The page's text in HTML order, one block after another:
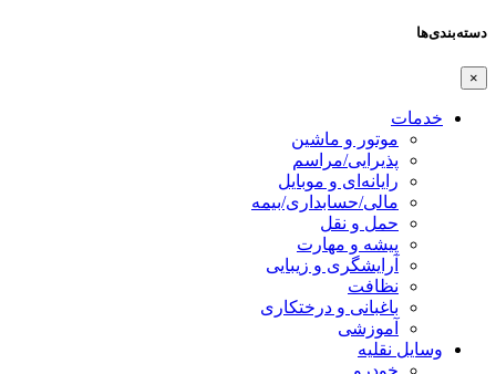
دسته‌بندی‌ها
×
خدمات
موتور و ماشین
پذیرایی/مراسم
رایانه‌ای و موبایل
مالی/حسابداری/بیمه
حمل و نقل
پیشه و مهارت
آرایشگری و زیبایی
نظافت
باغبانی و درختکاری
آموزشی
وسایل نقلیه